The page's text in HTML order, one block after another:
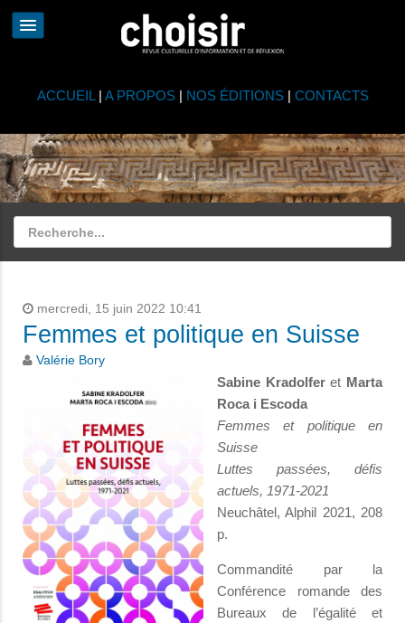
ACCUEIL | A PROPOS| NOS ÉDITIONS| CONTACTS
mercredi, 15 juin 2022 10:41
Femmes et politique en Suisse
Valérie Bory
Sabine Kradolferet Marta
Roca i Escoda
Femmes et politique en
Suisse
Luttes passées, défis
actuels, 1971-2021
Neuchâtel, Alphil 2021, 208
p.
Commandité par la
Conférence romande des
Bureaux de l’égalité et